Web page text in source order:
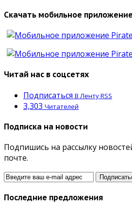
Скачать мобильное приложение
Читай нас в соцсетях
Подписаться В Ленту RSS
3,303 Читателей
Подписка на новости
Подпишись на рассылку
почте.
Последние предложения